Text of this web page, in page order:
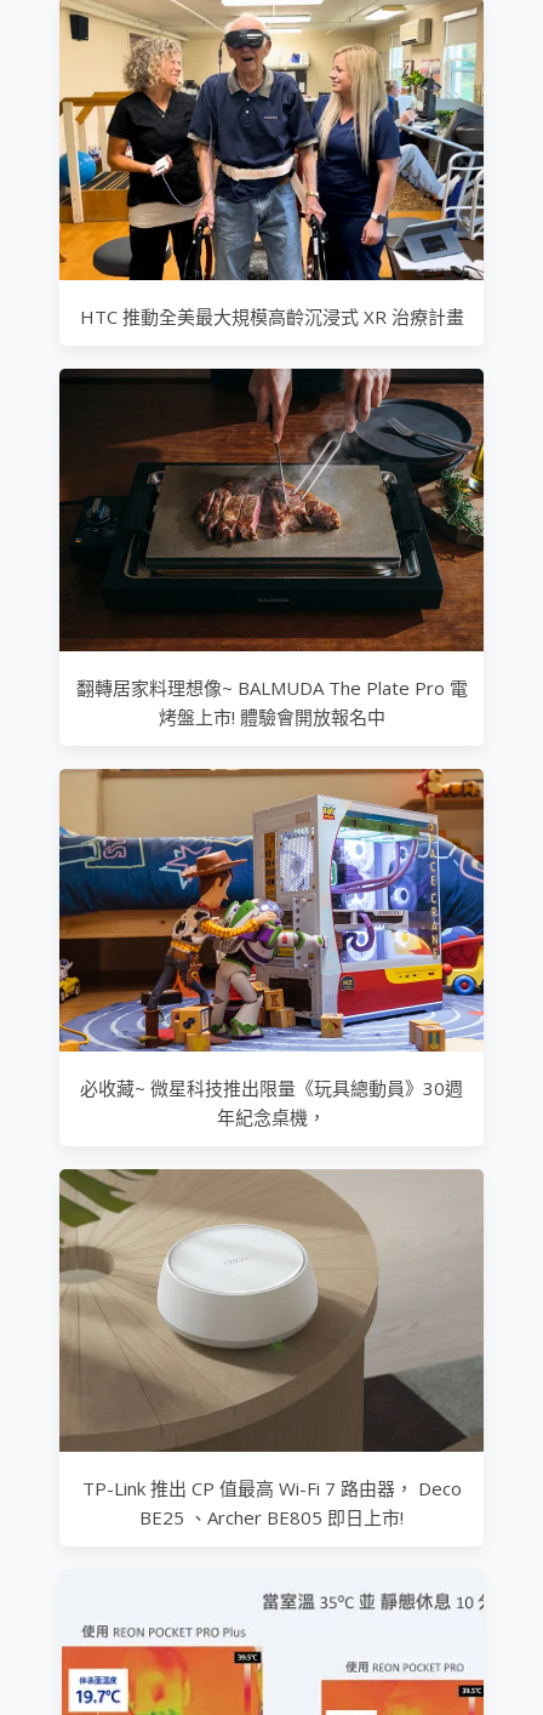
HTC 推動全美最大規模高齡沉浸式 XR 治療計畫
翻轉居家料理想像~ BALMUDA The Plate Pro 電
烤盤上市! 體驗會開放報名中
必收藏~ 微星科技推出限量《玩具總動員》30週
年紀念桌機，
TP-Link 推出 CP 值最高 Wi-Fi 7 路由器， Deco
BE25 、Archer BE805 即日上市!